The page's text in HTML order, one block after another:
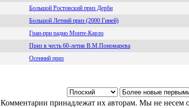
Большой Ростовский приз Дерби
Большой Летний приз (2000 Гиней)
Гран-при радио Монте-Карло
Приз в честь 60-летия В.М.Пономарева
Осенний приз
Комментарии принадлежат их авторам. Мы не несем